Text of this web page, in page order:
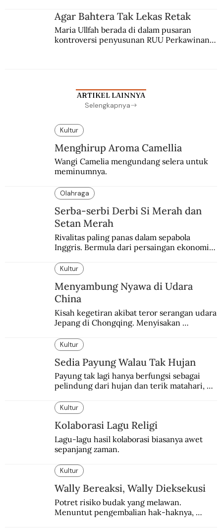
Agar Bahtera Tak Lekas Retak
Maria Ullfah berada di dalam pusaran
kontroversi penyusunan RUU Perkawinan.
ARTIKEL LAINNYA
Selengkapnya
Kultur
Menghirup Aroma Camellia
Wangi Camelia mengundang selera untuk
meminumnya.
Olahraga
Serba-serbi Derbi Si Merah dan
Setan Merah
Rivalitas paling panas dalam sepabola
Inggris. Bermula dari persaingan ekonomi
Kultur
Menyambung Nyawa di Udara
China
Kisah kegetiran akibat teror serangan udara
Jepang di Chongqing. Menyisakan
Kultur
Sedia Payung Walau Tak Hujan
Payung tak lagi hanya berfungsi sebagai
pelindung dari hujan dan terik matahari,
Kultur
Kolaborasi Lagu Religi
Lagu-lagu hasil kolaborasi biasanya awet
sepanjang zaman.
Kultur
Wally Bereaksi, Wally Dieksekusi
Potret risiko budak yang melawan.
Menuntut pengembalian hak-haknya,